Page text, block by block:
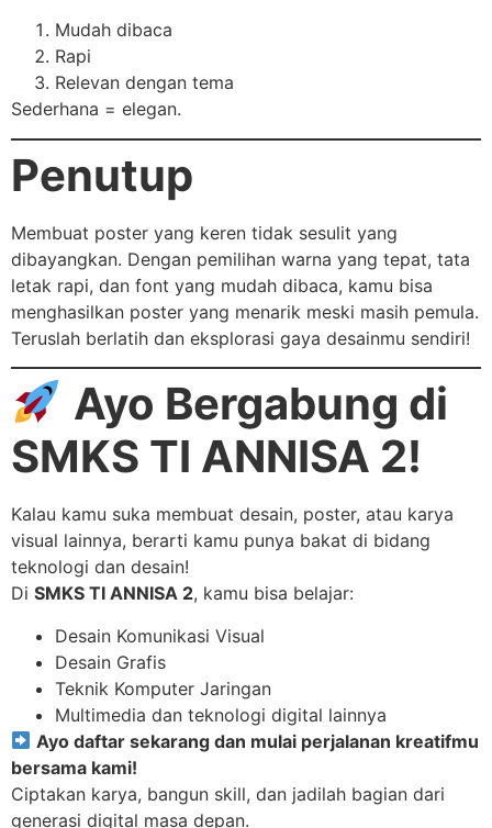
Mudah dibaca
Rapi
Relevan dengan tema
Sederhana = elegan.
Penutup
Membuat poster yang keren tidak sesulit yang
dibayangkan. Dengan pemilihan warna yang tepat, tata
letak rapi, dan font yang mudah dibaca, kamu bisa
menghasilkan poster yang menarik meski masih pemula.
Teruslah berlatih dan eksplorasi gaya desainmu sendiri!
Ayo Bergabung di
SMKS TI ANNISA 2!
Kalau kamu suka membuat desain, poster, atau karya
visual lainnya, berarti kamu punya bakat di bidang
teknologi dan desain!
Di SMKS TI ANNISA 2, kamu bisa belajar:
Desain Komunikasi Visual
Desain Grafis
Teknik Komputer Jaringan
Multimedia dan teknologi digital lainnya
Ayo daftar sekarang dan mulai perjalanan kreatifmu
bersama kami!
Ciptakan karya, bangun skill, dan jadilah bagian dari
generasi digital masa depan.